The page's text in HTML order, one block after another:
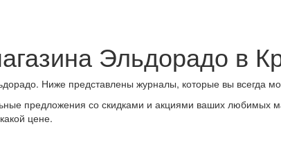
Эльдорадо в
Ниже представлены журналы, которые вы всегда
предложения со скидками и акциями ваших любимых
цене.